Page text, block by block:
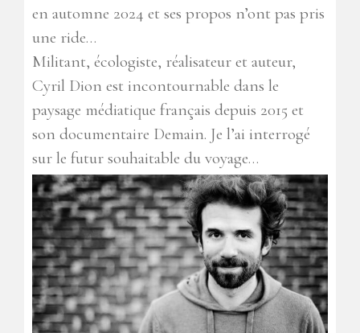
en automne 2024 et ses propos n’ont pas pris
une ride…
Militant, écologiste, réalisateur et auteur,
Cyril Dion est incontournable dans le
paysage médiatique français depuis 2015 et
son documentaire Demain. Je l’ai interrogé
sur le futur souhaitable du voyage…